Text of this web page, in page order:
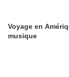
Voyage en
musique